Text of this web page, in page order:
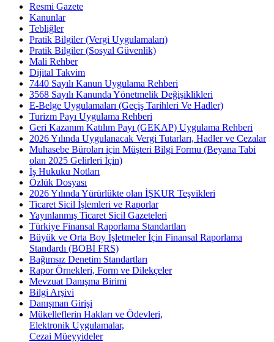
Resmi Gazete
Kanunlar
Tebliğler
Pratik Bilgiler (Vergi Uygulamaları)
Pratik Bilgiler (Sosyal Güvenlik)
Mali Rehber
Dijital Takvim
7440 Sayılı Kanun Uygulama Rehberi
3568 Sayılı Kanunda Yönetmelik Değişiklikleri
E-Belge Uygulamaları (Geçiş Tarihleri Ve Hadler)
Turizm Payı Uygulama Rehberi
Geri Kazanım Katılım Payı (GEKAP) Uygulama Rehberi
2026 Yılında Uygulanacak Vergi Tutarları, Hadler ve Cezalar
Muhasebe Büroları için Müşteri Bilgi Formu (Beyana Tabi
olan 2025 Gelirleri İçin)
İş Hukuku Notları
Özlük Dosyası
2026 Yılında Yürürlükte olan İŞKUR Teşvikleri
Ticaret Sicil İşlemleri ve Raporlar
Yayınlanmış Ticaret Sicil Gazeteleri
Türkiye Finansal Raporlama Standartları
Büyük ve Orta Boy İşletmeler İçin Finansal Raporlama
Standardı (BOBİ FRS)
Bağımsız Denetim Standartları
Rapor Örnekleri, Form ve Dilekçeler
Mevzuat Danışma Birimi
Bilgi Arşivi
Danışman Girişi
Mükelleflerin Hakları ve Ödevleri,
Elektronik Uygulamalar,
Cezai Müeyyideler